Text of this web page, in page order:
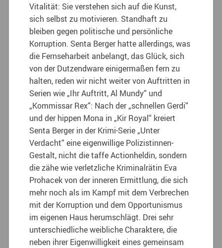
Vitalität: Sie verstehen sich auf die Kunst,
sich selbst zu motivieren. Standhaft zu
bleiben gegen politische und persönliche
Korruption. Senta Berger hatte allerdings, was
die Fernseharbeit anbelangt, das Glück, sich
von der Dutzendware einigermaßen fern zu
halten, reden wir nicht weiter von Auftritten in
Serien wie „Ihr Auftritt, Al Mundy“ und
„Kommissar Rex“: Nach der „schnellen Gerdi“
und der hippen Mona in „Kir Royal“ kreiert
Senta Berger in der Krimi-Serie „Unter
Verdacht“ eine eigenwillige Polizistinnen-
Gestalt, nicht die taffe Actionheldin, sondern
die zähe wie verletzliche Kriminalrätin Eva
Prohacek von der inneren Ermittlung, die sich
mehr noch als im Kampf mit dem Verbrechen
mit der Korruption und dem Opportunismus
im eigenen Haus herumschlägt. Drei sehr
unterschiedliche weibliche Charaktere, die
neben ihrer Eigenwilligkeit eines gemeinsam